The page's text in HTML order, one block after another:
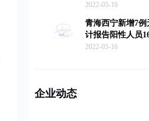
2022-05-16
青海西宁新增7
计报告阳性人员
2022-05-16
企业动态